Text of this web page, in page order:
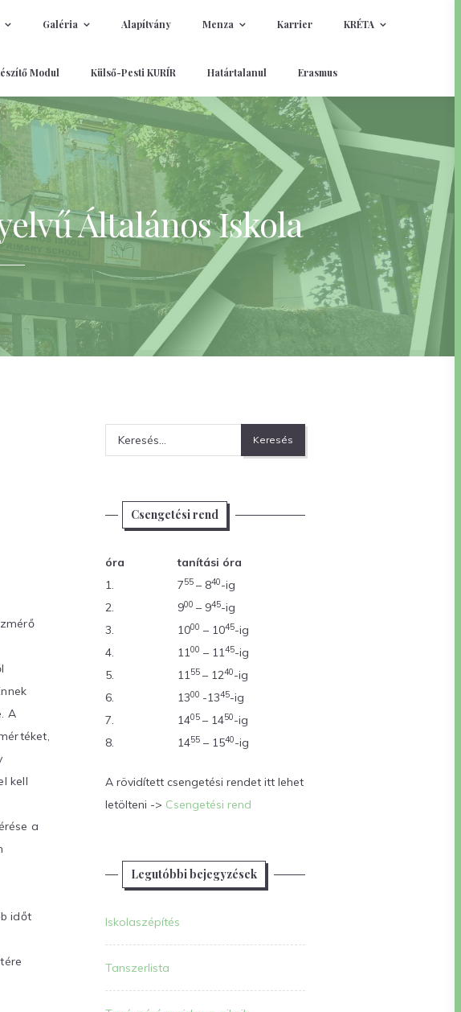
Általános Iskola
Galéria Alapítvány Menza Karrier KRÉTA
Modul Külső-Pesti KURÍR Határtalanul Erasmus
A
kell
a
időt
Keresés:
Csengetési rend
óra
tanítási óra
1.
755 – 840-ig
2.
900 – 945-ig
3.
1000 – 1045-ig
4.
1100 – 1145-ig
5.
1155 – 1240-ig
6.
1300 -1345-ig
7.
1405 – 1450-ig
8.
1455 – 1540-ig
A rövidített csengetési rendet itt lehet
letölteni -> Csengetési rend
Legutóbbi bejegyzések
Iskolaszépítés
Tanszerlista